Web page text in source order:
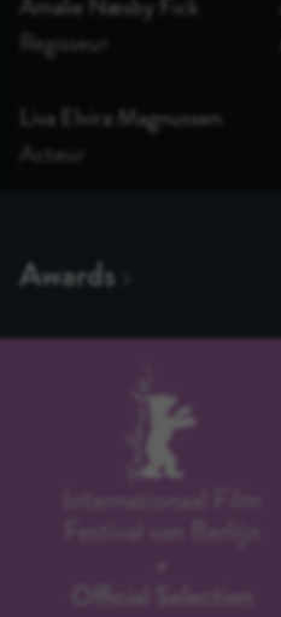
Regisseur
Liva Elvira Magnussen
Acteur
Official Selection